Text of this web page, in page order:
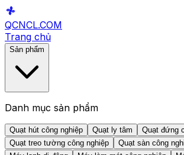
QCNCL.COM
Trang chủ
Sản phẩm
Danh mục sản phẩm
Quạt hút công nghiệp Quạt ly tâm
Quạt đứng
Quạt treo tường công nghiệp
Quạt sàn công